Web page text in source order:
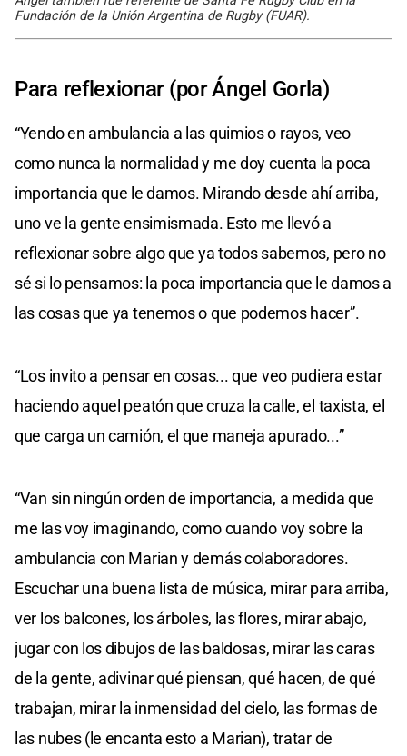
Fundación de la Unión Argentina de Rugby (FUAR).
Para reflexionar (por Ángel Gorla)
“Yendo en ambulancia a las quimios o rayos, veo
como nunca la normalidad y me doy cuenta la poca
importancia que le damos. Mirando desde ahí arriba,
uno ve la gente ensimismada. Esto me llevó a
reflexionar sobre algo que ya todos sabemos, pero no
sé si lo pensamos: la poca importancia que le damos a
las cosas que ya tenemos o que podemos hacer”.
“Los invito a pensar en cosas... que veo pudiera estar
haciendo aquel peatón que cruza la calle, el taxista, el
que carga un camión, el que maneja apurado...”
“Van sin ningún orden de importancia, a medida que
me las voy imaginando, como cuando voy sobre la
ambulancia con Marian y demás colaboradores.
Escuchar una buena lista de música, mirar para arriba,
ver los balcones, los árboles, las flores, mirar abajo,
jugar con los dibujos de las baldosas, mirar las caras
de la gente, adivinar qué piensan, qué hacen, de qué
trabajan, mirar la inmensidad del cielo, las formas de
las nubes (le encanta esto a Marian), tratar de